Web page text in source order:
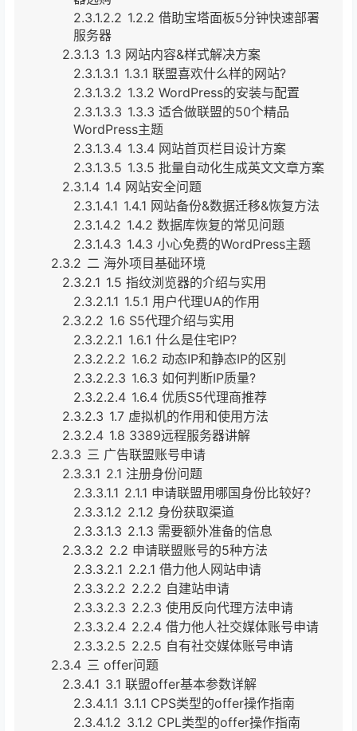
2.3.1.2.2 1.2.2 借助宝塔面板5分钟快速部署
服务器
2.3.1.3 1.3 网站内容&样式解决方案
2.3.1.3.1 1.3.1 联盟喜欢什么样的网站?
2.3.1.3.2 1.3.2 WordPress的安装与配置
2.3.1.3.3 1.3.3 适合做联盟的50个精品
WordPress主题
2.3.1.3.4 1.3.4 网站首页栏目设计方案
2.3.1.3.5 1.3.5 批量自动化生成英文文章方案
2.3.1.4 1.4 网站安全问题
2.3.1.4.1 1.4.1 网站备份&数据迁移&恢复方法
2.3.1.4.2 1.4.2 数据库恢复的常见问题
2.3.1.4.3 1.4.3 小心免费的WordPress主题
2.3.2 二 海外项目基础环境
2.3.2.1 1.5 指纹浏览器的介绍与实用
2.3.2.1.1 1.5.1 用户代理UA的作用
2.3.2.2 1.6 S5代理介绍与实用
2.3.2.2.1 1.6.1 什么是住宅IP?
2.3.2.2.2 1.6.2 动态IP和静态IP的区别
2.3.2.2.3 1.6.3 如何判断IP质量?
2.3.2.2.4 1.6.4 优质S5代理商推荐
2.3.2.3 1.7 虚拟机的作用和使用方法
2.3.2.4 1.8 3389远程服务器讲解
2.3.3 三 广告联盟账号申请
2.3.3.1 2.1 注册身份问题
2.3.3.1.1 2.1.1 申请联盟用哪国身份比较好?
2.3.3.1.2 2.1.2 身份获取渠道
2.3.3.1.3 2.1.3 需要额外准备的信息
2.3.3.2 2.2 申请联盟账号的5种方法
2.3.3.2.1 2.2.1 借力他人网站申请
2.3.3.2.2 2.2.2 自建站申请
2.3.3.2.3 2.2.3 使用反向代理方法申请
2.3.3.2.4 2.2.4 借力他人社交媒体账号申请
2.3.3.2.5 2.2.5 自有社交媒体账号申请
2.3.4 三 offer问题
2.3.4.1 3.1 联盟offer基本参数详解
2.3.4.1.1 3.1.1 CPS类型的offer操作指南
2.3.4.1.2 3.1.2 CPL类型的offer操作指南